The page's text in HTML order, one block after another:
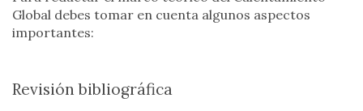
Global debes tomar en cuenta algunos aspectos
importantes:
Revisión bibliográfica